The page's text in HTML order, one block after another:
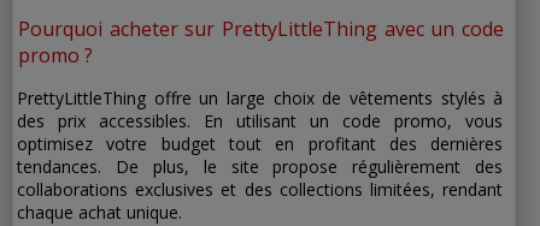
Pourquoi acheter sur PrettyLittleThing avec un code
promo ?
PrettyLittleThing offre un large choix de vêtements stylés à
des prix accessibles. En utilisant un code promo, vous
optimisez votre budget tout en profitant des dernières
tendances. De plus, le site propose régulièrement des
collaborations exclusives et des collections limitées, rendant
chaque achat unique.